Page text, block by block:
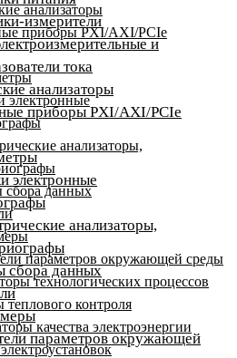
анализаторы
приборы PXI/AXI/PCIe
электронные
анализаторы,
сбора данных
параметров окружающей среды
технологических процессов
контроля
качества электроэнергии
измерители
и
тока
анализаторы
приборы PXI/AXI/PCIe
электронные
анализаторы,
сбора данных
параметров окружающей